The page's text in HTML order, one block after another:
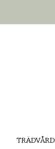
TRÄDVÅRD